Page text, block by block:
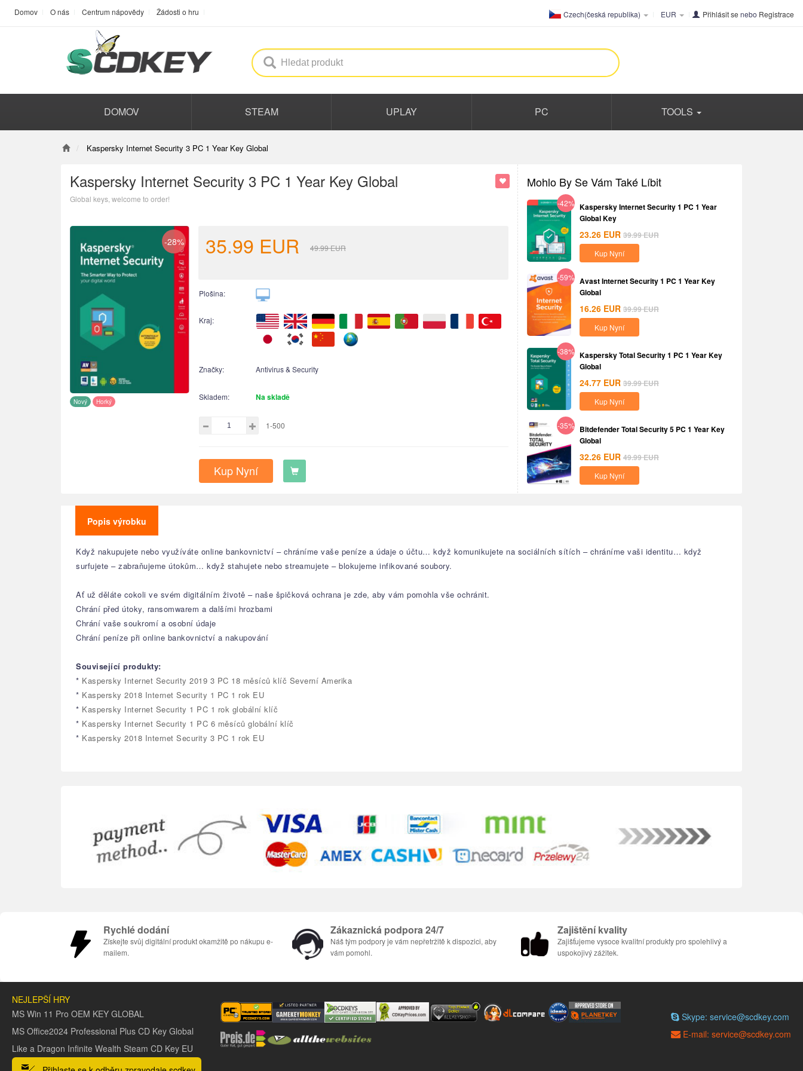
Domov O nás Centrum nápovědy Žádosti o hru Czech(česká republika) EUR Přihlásit se nebo Registrace
DOMOV STEAM UPLAY PC TOOLS
Kaspersky Internet Security 3 PC 1 Year Key Global
Kaspersky Internet Security 3 PC 1 Year Key Global
Global keys, welcome to order!
-28%
Nový Horký
35.99 EUR 49.99EUR
Plošina:
Kraj:
Značky: Antivirus & Security
Skladem: Na skladě
1-500
Kup Nyní
Mohlo By Se Vám Také Líbit
-42% Kaspersky Internet Security 1 PC 1 Year
Global Key
23.26 EUR 39.99EUR
Kup Nyní
-59% Avast Internet Security 1 PC 1 Year Key
Global
16.26 EUR 39.99EUR
Kup Nyní
-38% Kaspersky Total Security 1 PC 1 Year Key
Global
24.77 EUR 39.99EUR
Kup Nyní
-35% Bitdefender Total Security 5 PC 1 Year Key
Global
32.26 EUR 49.99EUR
Kup Nyní
Popis výrobku
Když nakupujete nebo využíváte online bankovnictví – chráníme vaše peníze a údaje o účtu… když komunikujete na sociálních sítích – chráníme vaši identitu… když
surfujete – zabraňujeme útokům… když stahujete nebo streamujete – blokujeme infikované soubory.
Ať už děláte cokoli ve svém digitálním životě – naše špičková ochrana je zde, aby vám pomohla vše ochránit.
Chrání před útoky, ransomwarem a dalšími hrozbami
Chrání vaše soukromí a osobní údaje
Chrání peníze při online bankovnictví a nakupování
Související produkty:
* Kaspersky Internet Security 2019 3 PC 18 měsíců klíč Severní Amerika
* Kaspersky 2018 Internet Security 1 PC 1 rok EU
* Kaspersky Internet Security 1 PC 1 rok globální klíč
* Kaspersky Internet Security 1 PC 6 měsíců globální klíč
* Kaspersky 2018 Internet Security 3 PC 1 rok EU
Rychlé dodání
Získejte svůj digitální produkt okamžitě po nákupu e-
mailem.
Zákaznická podpora 24/7
Náš tým podpory je vám nepřetržitě k dispozici, aby
vám pomohl.
Zajištění kvality
Zajišťujeme vysoce kvalitní produkty pro spolehlivý a
uspokojivý zážitek.
NEJLEPŠÍ HRY
MS Win 11 Pro OEM KEY GLOBAL
MS Office2024 Professional Plus CD Key Global
Like a Dragon Infinite Wealth Steam CD Key EU
Skype: service@scdkey.com
E-mail: service@scdkey.com